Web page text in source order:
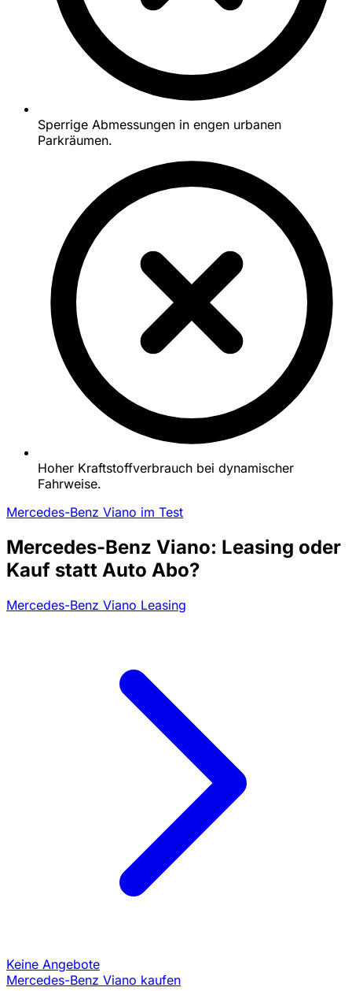
Sperrige Abmessungen in engen urbanen
Parkräumen.
Hoher Kraftstoffverbrauch bei dynamischer
Fahrweise.
Mercedes-Benz Viano im Test
Mercedes-Benz Viano: Leasing oder
Kauf statt Auto Abo?
Mercedes-Benz Viano Leasing
Keine Angebote
Mercedes-Benz Viano kaufen